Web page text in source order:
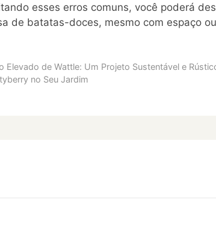
esses erros comuns, você poderá
de batatas-doces, mesmo com espaço
Elevado de Wattle: Um Projeto Sustentável e
no Seu Jardim